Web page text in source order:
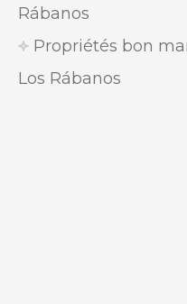
Rábanos
Propriétés bon
Los Rábanos